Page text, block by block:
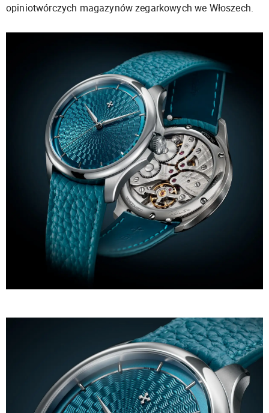
opiniotwórczych magazynów zegarkowych we Włoszech.